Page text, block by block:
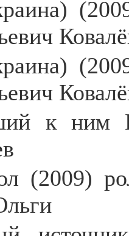
к ним
(2009)